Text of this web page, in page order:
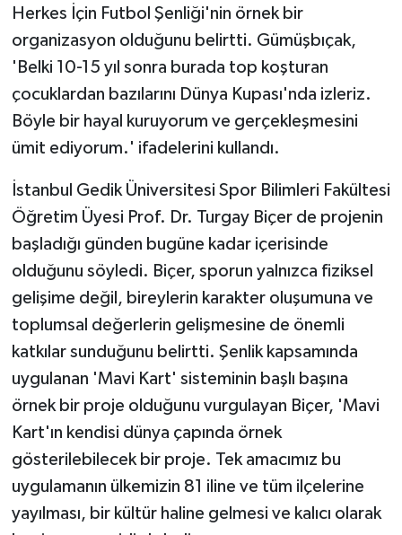
Herkes İçin Futbol Şenliği'nin örnek bir
organizasyon olduğunu belirtti. Gümüşbıçak,
'Belki 10-15 yıl sonra burada top koşturan
çocuklardan bazılarını Dünya Kupası'nda izleriz.
Böyle bir hayal kuruyorum ve gerçekleşmesini
ümit ediyorum.' ifadelerini kullandı.
İstanbul Gedik Üniversitesi Spor Bilimleri Fakültesi
Öğretim Üyesi Prof. Dr. Turgay Biçer de projenin
başladığı günden bugüne kadar içerisinde
olduğunu söyledi. Biçer, sporun yalnızca fiziksel
gelişime değil, bireylerin karakter oluşumuna ve
toplumsal değerlerin gelişmesine de önemli
katkılar sunduğunu belirtti. Şenlik kapsamında
uygulanan 'Mavi Kart' sisteminin başlı başına
örnek bir proje olduğunu vurgulayan Biçer, 'Mavi
Kart'ın kendisi dünya çapında örnek
gösterilebilecek bir proje. Tek amacımız bu
uygulamanın ülkemizin 81 iline ve tüm ilçelerine
yayılması, bir kültür haline gelmesi ve kalıcı olarak